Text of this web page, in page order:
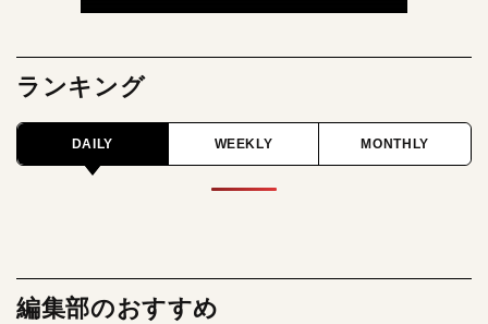
ランキング
DAILY WEEKLY MONTHLY
編集部のおすすめ